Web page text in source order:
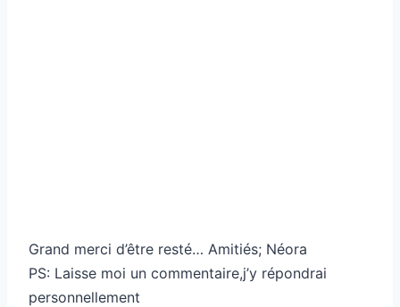
Grand merci d’être resté… Amitiés; Néora
PS: Laisse moi un commentaire,j’y répondrai
personnellement